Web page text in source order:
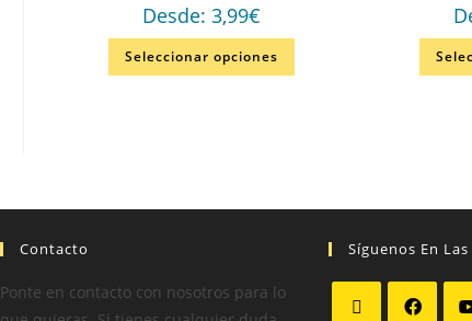
Desde:3,99€
Seleccionar opciones
Contacto
Ponte en contacto con nosotros para lo
Síguenos En Las